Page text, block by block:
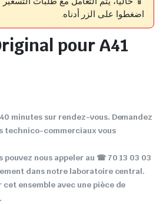
اضغطوا على الزر أدناه.
pour A41
minutes sur rendez-vous. Demandez
technico-commerciaux vous
pouvez nous appeler au ☎ 70 13 03 03
dans notre laboratoire central.
cet ensemble avec une pièce de